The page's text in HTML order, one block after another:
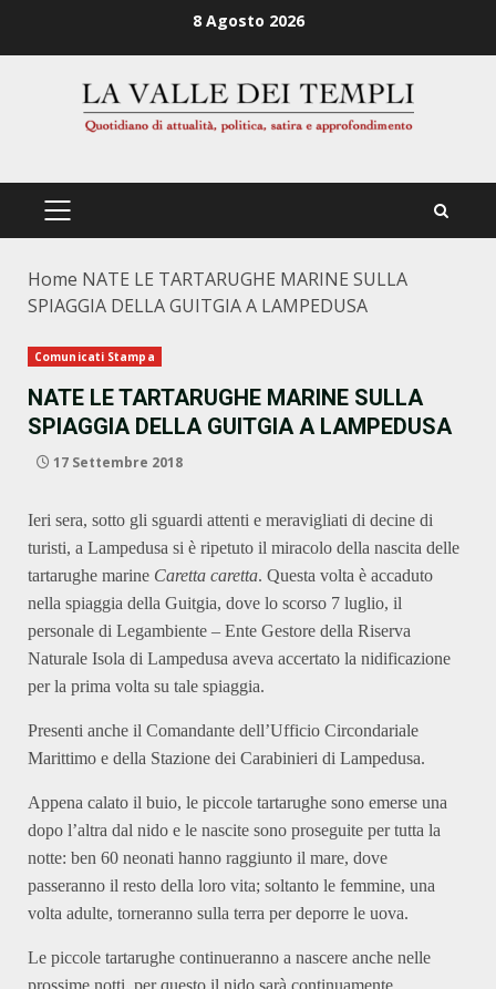
8 Agosto 2026
PRIMÄRES
Home NATE LE TARTARUGHE MARINE SULLA
SPIAGGIA DELLA GUITGIA A LAMPEDUSA
Comunicati Stampa
NATE LE TARTARUGHE MARINE SULLA
SPIAGGIA DELLA GUITGIA A LAMPEDUSA
17 Settembre 2018
Ieri sera, sotto gli sguardi attenti e meravigliati di decine di
turisti, a Lampedusa si è ripetuto il miracolo della nascita delle
tartarughe marine Caretta caretta. Questa volta è accaduto
nella spiaggia della Guitgia, dove lo scorso 7 luglio, il
personale di Legambiente – Ente Gestore della Riserva
Naturale Isola di Lampedusa aveva accertato la nidificazione
per la prima volta su tale spiaggia.
Presenti anche il Comandante dell’Ufficio Circondariale
Marittimo e della Stazione dei Carabinieri di Lampedusa.
Appena calato il buio, le piccole tartarughe sono emerse una
dopo l’altra dal nido e le nascite sono proseguite per tutta la
notte: ben 60 neonati hanno raggiunto il mare, dove
passeranno il resto della loro vita; soltanto le femmine, una
volta adulte, torneranno sulla terra per deporre le uova.
Le piccole tartarughe continueranno a nascere anche nelle
prossime notti, per questo il nido sarà continuamente